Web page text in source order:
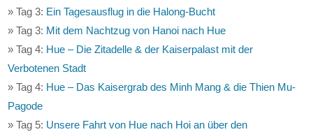
» Tag 3: Ein Tagesausflug in die Halong-Bucht
» Tag 3: Mit dem Nachtzug von Hanoi nach Hue
» Tag 4: Hue – Die Zitadelle & der Kaiserpalast mit der
Verbotenen Stadt
» Tag 4: Hue – Das Kaisergrab des Minh Mang & die Thien Mu-
Pagode
» Tag 5: Unsere Fahrt von Hue nach Hoi an über den